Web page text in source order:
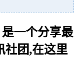
一个分享最
社团,在这里